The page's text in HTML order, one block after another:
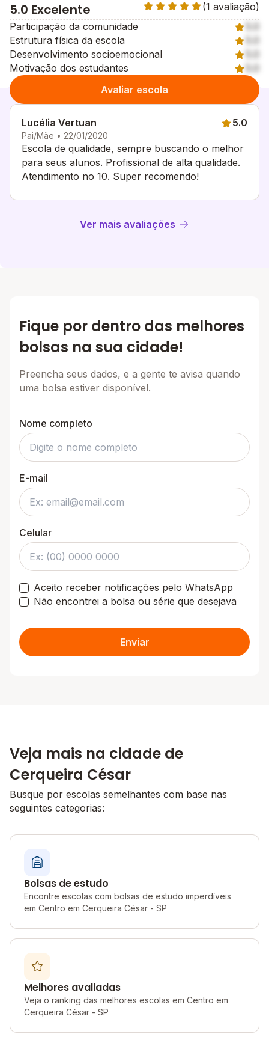
5.0 Excelente
(1 avaliação)
Participação da comunidade
Estrutura física da escola
Desenvolvimento socioemocional
Motivação dos estudantes
Avaliar escola
Lucélia Vertuan
Pai/Mãe • 22/01/2020
5.0
Escola de qualidade, sempre buscando o melhor
para seus alunos. Profissional de alta qualidade.
Atendimento no 10. Super recomendo!
Ver mais avaliações
Fique por dentro das melhores
bolsas na sua cidade!
Preencha seus dados, e a gente te avisa quando
uma bolsa estiver disponível.
Nome completo
E-mail
Celular
Aceito receber notificações pelo WhatsApp
Não encontrei a bolsa ou série que desejava
Enviar
Veja mais na cidade de
Cerqueira César
Busque por escolas semelhantes com base nas
seguintes categorias:
Bolsas de estudo
Encontre escolas com bolsas de estudo imperdíveis
em Centro em Cerqueira César - SP
Melhores avaliadas
Veja o ranking das melhores escolas em Centro em
Cerqueira César - SP